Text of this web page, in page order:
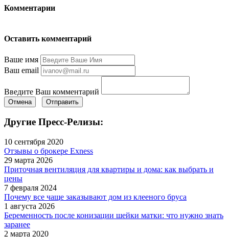
Комментарии
Оставить комментарий
Ваше имя
Ваш email
Введите Ваш комментарий
Отмена Отправить
Другие Пресс-Релизы:
10 сентября 2020
Отзывы о брокере Exness
29 марта 2026
Приточная вентиляция для квартиры и дома: как выбрать и
цены
7 февраля 2024
Почему все чаще заказывают дом из клееного бруса
1 августа 2026
Беременность после конизации шейки матки: что нужно знать
заранее
2 марта 2020